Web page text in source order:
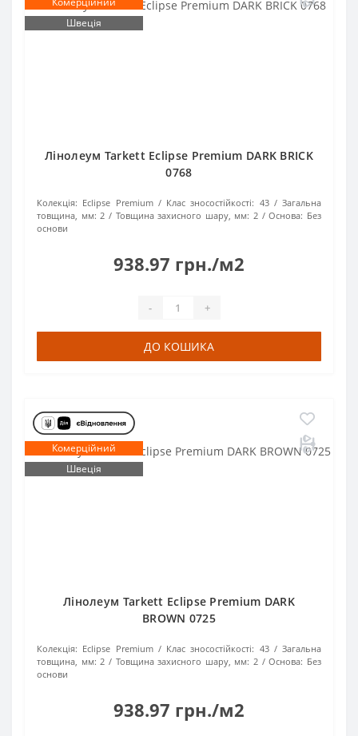
Швеція
Лінолеум Tarkett Eclipse Premium DARK BRICK
0768
Колекція: Eclipse Premium Клас зносостійкості: 43
Загальна
товщина, мм: 2 Товщина захисного шару, мм: 2 Основа: Без
основи
938.97 грн./м2
- +
ДО КОШИКА
Комерційний
Швеція
Лінолеум Tarkett Eclipse Premium DARK
BROWN 0725
Колекція: Eclipse Premium Клас зносостійкості: 43
Загальна
товщина, мм: 2 Товщина захисного шару, мм: 2 Основа: Без
основи
938.97 грн./м2